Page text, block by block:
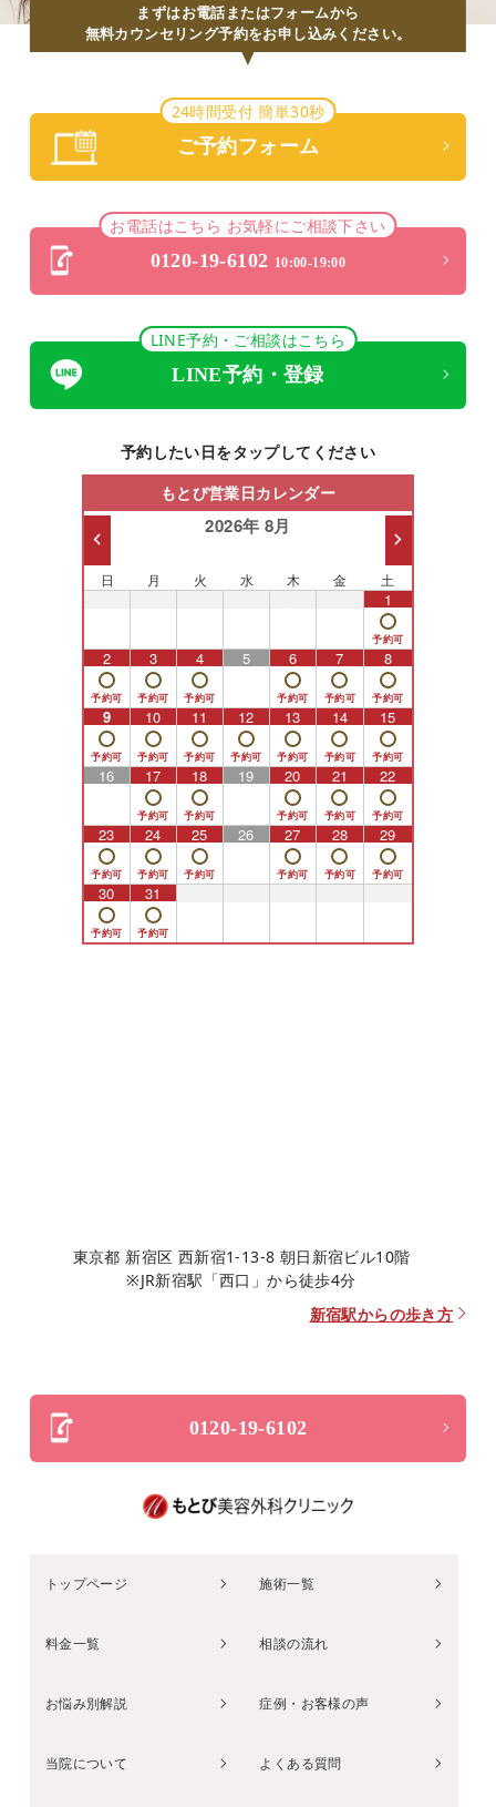
まずはお電話またはフォームから
無料カウンセリング予約をお申し込みください。
24時間受付 簡単30秒
ご予約フォーム
お電話はこちら お気軽にご相談下さい
0120-19-6102 10:00-19:00
LINE予約・ご相談はこちら
LINE予約・登録
予約したい日をタップしてください
もとび営業日カレンダー
2026年 8月
日 月 火 水 木 金 土
1
2 3 4 5 6 7 8
9 10 11 12 13 14 15
16 17 18 19 20 21 22
23 24 25 26 27 28 29
30 31
東京都 新宿区 西新宿1-13-8 朝日新宿ビル10階
※JR新宿駅「西口」から徒歩4分
新宿駅からの歩き方
0120-19-6102
トップページ 施術一覧
料金一覧 相談の流れ
お悩み別解説 症例・お客様の声
当院について よくある質問